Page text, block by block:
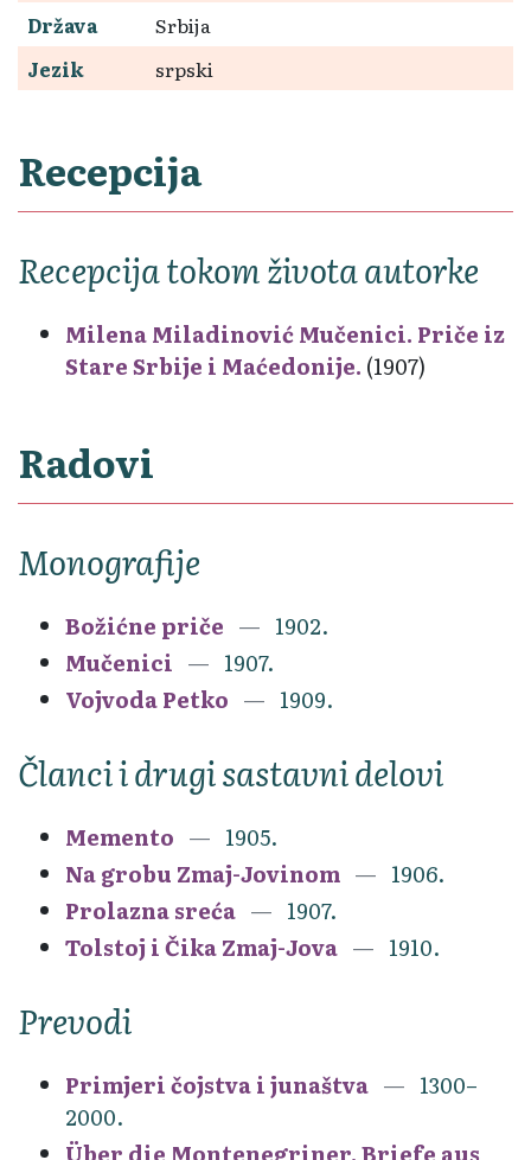
Država
Srbija
Jezik
srpski
Recepcija
Recepcija tokom života autorke
Milena Miladinović Mučenici. Priče iz
Stare Srbije i Maćedonije. (1907)
Radovi
Monografije
Božićne priče
1902.
Mučenici
1907.
Vojvoda Petko
1909.
Članci i drugi sastavni delovi
Memento
1905.
Na grobu Zmaj-Jovinom
1906.
Prolazna sreća
1907.
Tolstoj i Čika Zmaj-Jova
1910.
Prevodi
Primjeri čojstva i junaštva
1300–
2000.
Über die Montenegriner. Briefe aus